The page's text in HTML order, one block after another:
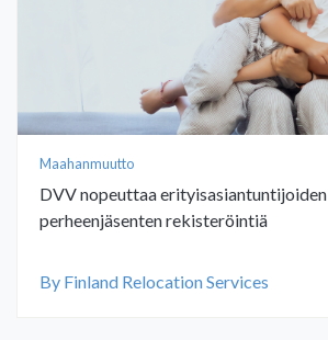
Maahanmuutto
DVV nopeuttaa erityisasiantuntijoiden
perheenjäsenten rekisteröintiä
By Finland Relocation Services